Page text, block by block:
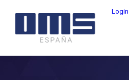
Login